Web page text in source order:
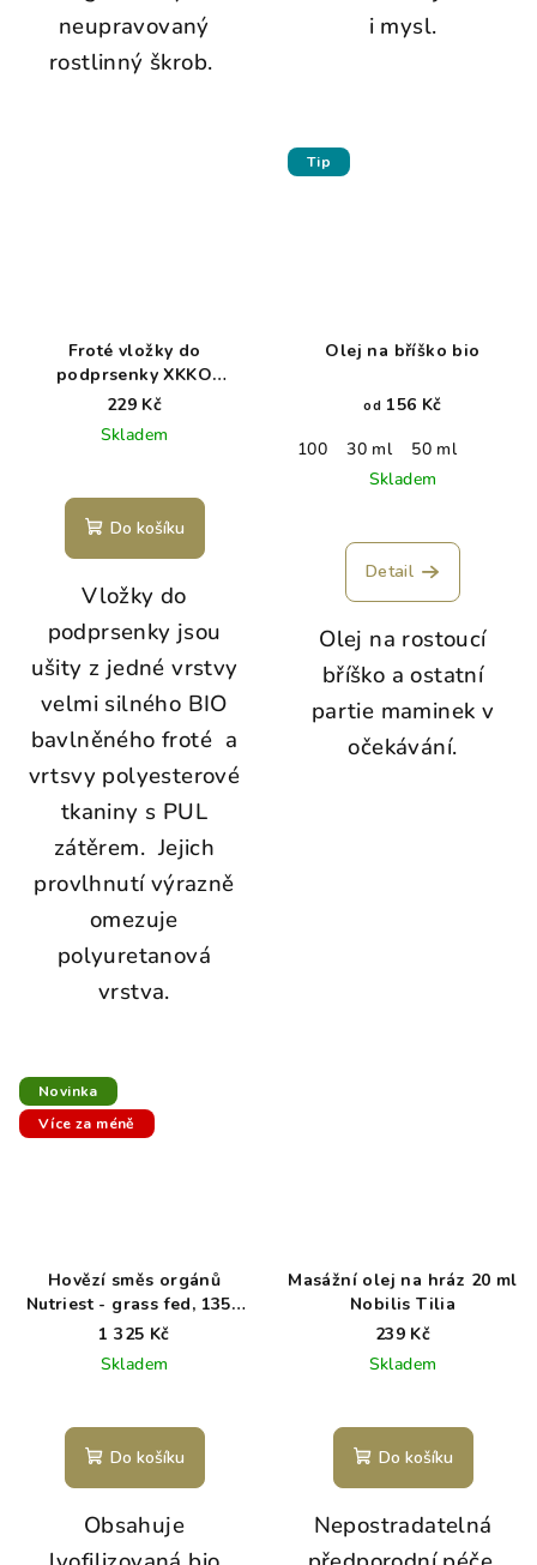
neupravovaný
rostlinný škrob.
i mysl.
Froté vložky do
podprsenky XKKO
Organic - Bílé
229 Kč
Skladem
Do košíku
Vložky do
podprsenky jsou
ušity z jedné vrstvy
velmi silného BIO
bavlněného froté a
vrtsvy polyesterové
tkaniny s PUL
zátěrem. Jejich
provlhnutí výrazně
omezuje
polyuretanová
vrstva.
Tip
Olej na bříško bio
od 156 Kč
100
30 ml
50 ml
Skladem
Detail
Olej na rostoucí
bříško a ostatní
partie maminek v
očekávání.
Novinka
Více za méně
Hovězí směs orgánů
Nutriest - grass fed, 135g
v prášku
1 325 Kč
Skladem
hodnocení
produktu
z
Do košíku
Obsahuje
Masážní olej na hráz 20 ml
Nobilis Tilia
239 Kč
Skladem
Do košíku
Nepostradatelná